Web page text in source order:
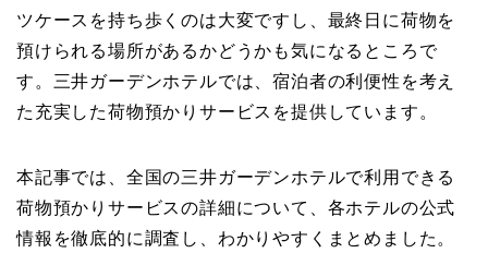
ツケースを持ち歩くのは大変ですし、最終日に荷物を
預けられる場所があるかどうかも気になるところで
す。三井ガーデンホテルでは、宿泊者の利便性を考え
た充実した荷物預かりサービスを提供しています。
本記事では、全国の三井ガーデンホテルで利用できる
荷物預かりサービスの詳細について、各ホテルの公式
情報を徹底的に調査し、わかりやすくまとめました。